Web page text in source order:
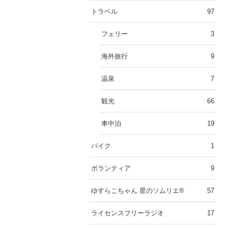
トラベル 97
フェリー 3
海外旅行 9
温泉 7
観光 66
車中泊 19
バイク 1
ボランティア 9
ゆすらこちゃん 星のソムリエ®︎ 57
ライセンスフリーラジオ 17